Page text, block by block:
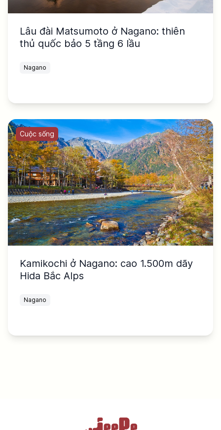
Lâu đài Matsumoto ở Nagano: thiên
thủ quốc bảo 5 tầng 6 lầu
Nagano
Cuộc sống
Kamikochi ở Nagano: cao 1.500m dãy
Hida Bắc Alps
Nagano